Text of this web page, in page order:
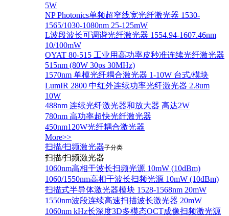
5W
NP Photonics单频超窄线宽光纤激光器 1530-
1565/1030-1080nm 25-125mW
L波段波长可调谐光纤激光器 1554.94-1607.46nm
10/100mW
OYAT 80-515 工业用高功率皮秒准连续光纤激光器
515nm (80W 30ps 30MHz)
1570nm 单模光纤耦合激光器 1-10W 台式/模块
LumIR 2800 中红外连续功率光纤激光器 2.8um
10W
488nm 连续光纤激光器和放大器 高达2W
780nm 高功率超快光纤激光器
450nm120W光纤耦合激光器
More>>
扫描/扫频激光器子分类
扫描/扫频激光器
1060nm高相干波长扫频光源 10mW (10dBm)
1060/1550nm高相干波长扫频光源 10mW (10dBm)
扫描式半导体激光器模块 1528-1568nm 20mW
1550nm波段连续高速扫描波长激光器 20mW
1060nm kHz长深度3D多模态OCT成像扫频激光源